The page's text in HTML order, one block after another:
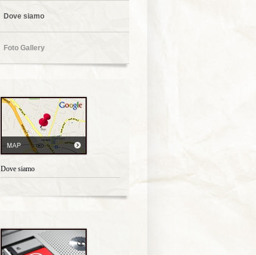
Dove siamo
Foto Gallery
Dove siamo